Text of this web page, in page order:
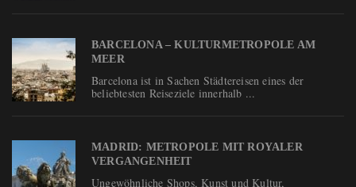
BARCELONA – KULTURMETROPOLE AM
MEER
Barcelona ist in Sachen Städtereisen eines der
beliebtesten Reiseziele innerhalb ...
MADRID: METROPOLE MIT ROYALER
VERGANGENHEIT
Ungewöhnliche Shops, Kunst und Kultur,